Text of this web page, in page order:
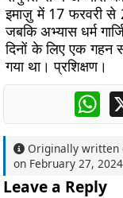
इमाज़ु में 17 फरवरी से
जबकि अभ्यास धर्म
दिनों के लिए एक
गया था। प्रशिक्षण।
Originally written
on February 27, 2024
Leave a Reply